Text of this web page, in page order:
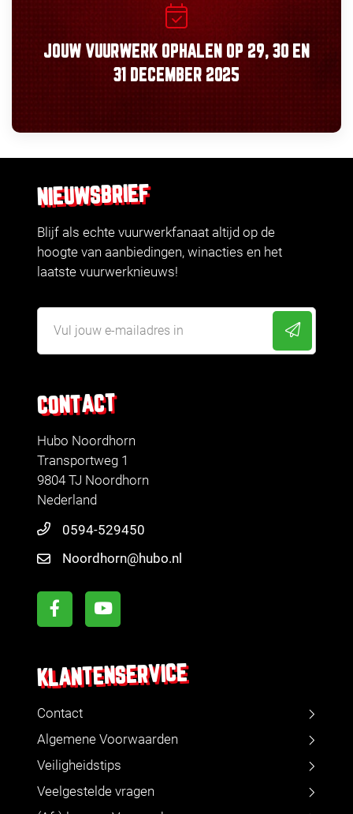
JOUW VUURWERK OPHALEN OP 29, 30 EN
31 DECEMBER 2025
CONTACT
Hubo Noordhorn
Transportweg 1
9804 TJ Noordhorn
Nederland
0594-529450
Noordhorn@hubo.nl
KLANTENSERVICE
Contact
Algemene Voorwaarden
Veiligheidstips
Veelgestelde vragen
NIEUWSBRIEF
Blijf als echte vuurwerkfanaat altijd op de
hoogte van aanbiedingen, winacties en het
laatste vuurwerknieuws!